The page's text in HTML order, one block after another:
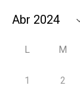
L M
1 2